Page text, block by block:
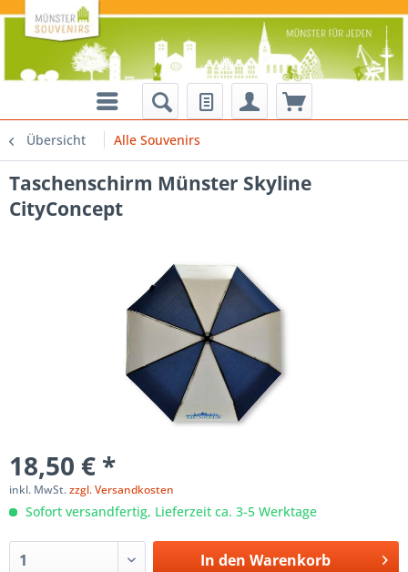
Übersicht Alle Souvenirs
Taschenschirm Münster Skyline
CityConcept
18,50 € *
inkl. MwSt.zzgl. Versandkosten
Sofort versandfertig, Lieferzeit ca. 3-5 Werktage
In den Warenkorb